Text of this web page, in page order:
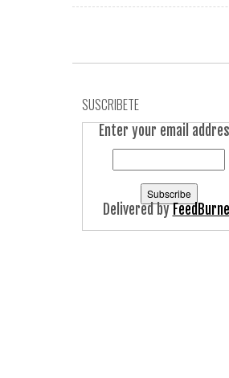
SUSCRIBETE
Enter your email
Delivered by